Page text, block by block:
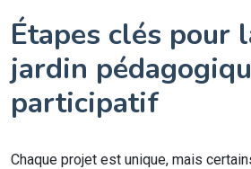
Étapes clés pour
jardin
participatif
Chaque projet est unique, mais